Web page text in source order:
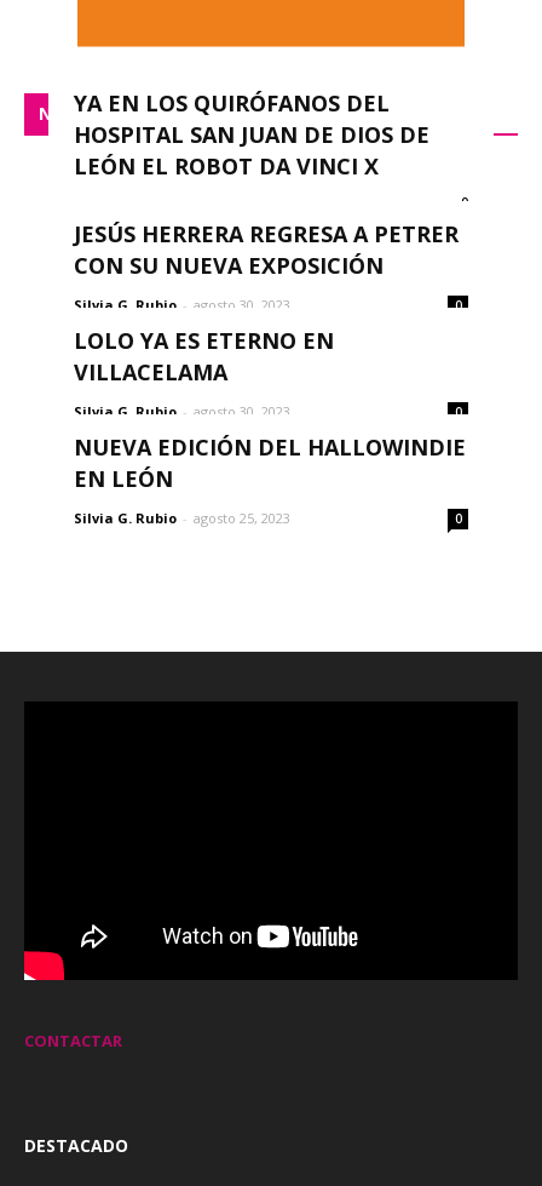
NACIONAL
YA EN LOS QUIRÓFANOS DEL
HOSPITAL SAN JUAN DE DIOS DE
LEÓN EL ROBOT DA VINCI X
0
JESÚS HERRERA REGRESA A PETRER
CON SU NUEVA EXPOSICIÓN
Silvia G. Rubio - agosto 30, 2023 0
LOLO YA ES ETERNO EN
VILLACELAMA
Silvia G. Rubio - agosto 30, 2023 0
NUEVA EDICIÓN DEL HALLOWINDIE
EN LEÓN
Silvia G. Rubio - agosto 25, 2023 0
CONTACTAR
DESTACADO